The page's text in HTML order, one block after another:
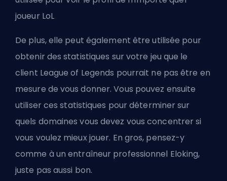
joueur LoL
De plus, elle peut également être utilisée pour
obtenir des statistiques sur votre jeu que le
client League of Legends pourrait ne pas être en
mesure de vous donner. Vous pouvez ensuite
utiliser ces statistiques pour déterminer sur
quels domaines vous devez vous concentrer si
vous voulez mieux jouer. En gros, pensez-y
comme à un entraîneur professionnel Eloking,
juste pas aussi bon.